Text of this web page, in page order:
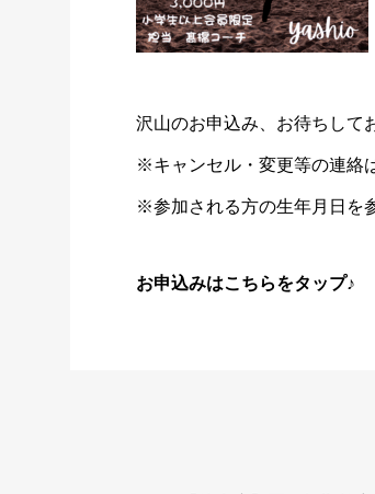
沢山のお申込み、お待ちして
※キャンセル・変更等の連絡
※参加される方の生年月日を
お申込みはこちらをタップ♪